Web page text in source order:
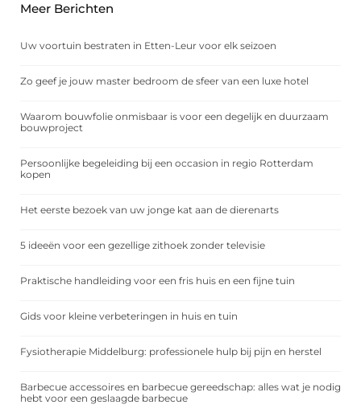
Meer Berichten
Uw voortuin bestraten in Etten-Leur voor elk seizoen
Zo geef je jouw master bedroom de sfeer van een luxe hotel
Waarom bouwfolie onmisbaar is voor een degelijk en duurzaam
bouwproject
Persoonlijke begeleiding bij een occasion in regio Rotterdam
kopen
Het eerste bezoek van uw jonge kat aan de dierenarts
5 ideeën voor een gezellige zithoek zonder televisie
Praktische handleiding voor een fris huis en een fijne tuin
Gids voor kleine verbeteringen in huis en tuin
Fysiotherapie Middelburg: professionele hulp bij pijn en herstel
Barbecue accessoires en barbecue gereedschap: alles wat je nodig
hebt voor een geslaagde barbecue